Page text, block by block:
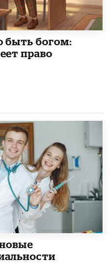
быть богом:
право